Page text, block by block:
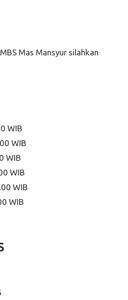
Mas Mansyur silahkan
WIB
WIB
WIB
WIB
WIB
WIB